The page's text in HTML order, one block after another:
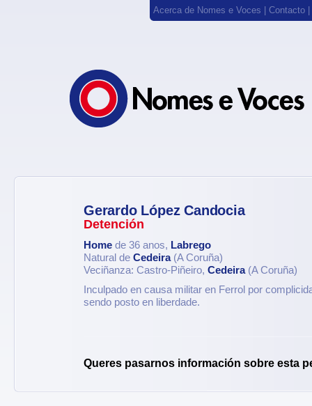
Acerca de Nomes e Voces Contacto
Gerardo López Candocia
Detención
Home de 36 anos, Labrego
Natural de Cedeira(A Coruña)
Veciñanza: Castro-Piñeiro, Cedeira(A Coruña)
Inculpado en causa militar en Ferrol por
sendo posto en liberdade.
Queres pasarnos información sobre esta